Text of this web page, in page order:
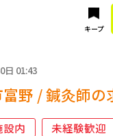
キープ
日 01:43
野 / 鍼灸師の
設内 未経験歓迎